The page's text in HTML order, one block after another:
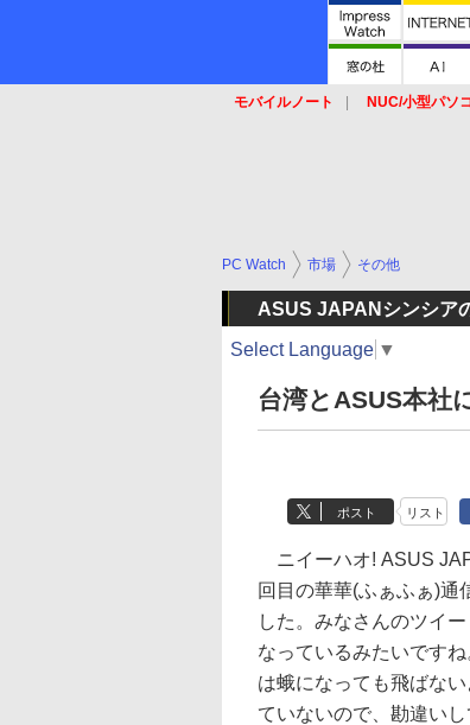
モバイルノート NUC/小型パソ
PC Watch 市場 その他
ASUS JAPANシンシア
Select Language ▼
台湾とASUS本社
ポスト リスト
ニイーハオ! ASUS
回目の華華(ふぁふぁ)通
した。みなさんのツイ
なっているみたいです
は蛾になっても飛ばな
ていないので、勘違い